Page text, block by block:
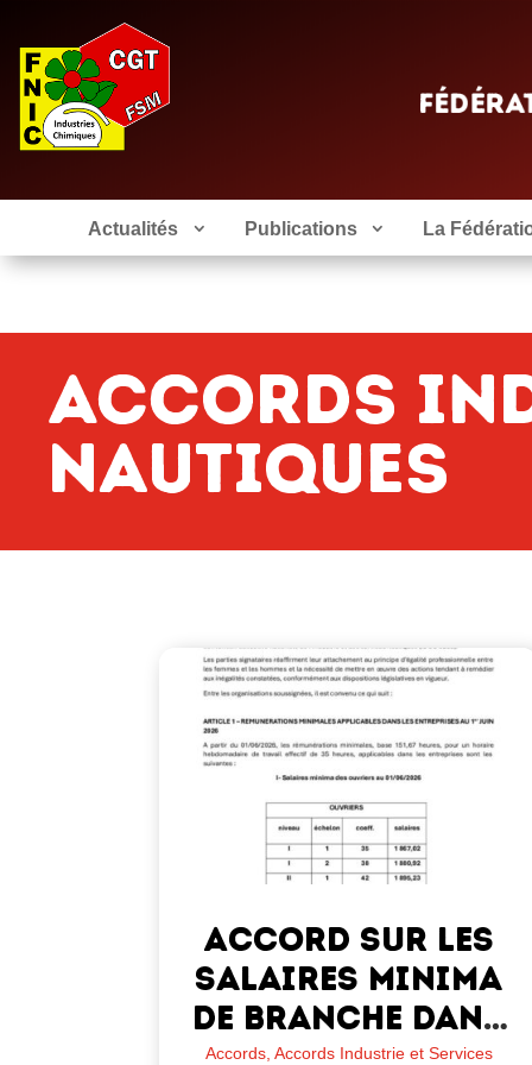
Actualités Publications La
Accords
Nautiques
Accord sur les
salaires minima
de branche dans
Accords, Accords Industrie et Services